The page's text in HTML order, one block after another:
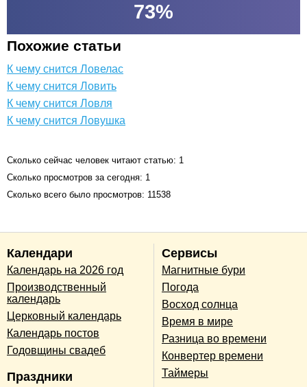
73%
Похожие статьи
К чему снится Ловелас
К чему снится Ловить
К чему снится Ловля
К чему снится Ловушка
Сколько сейчас человек читают статью: 1
Сколько просмотров за сегодня: 1
Сколько всего было просмотров: 11538
Календари
Календарь на 2026 год
Производственный
календарь
Церковный календарь
Календарь постов
Годовщины свадеб
Праздники
Сервисы
Магнитные бури
Погода
Восход солнца
Время в мире
Разница во времени
Конвертер времени
Таймеры